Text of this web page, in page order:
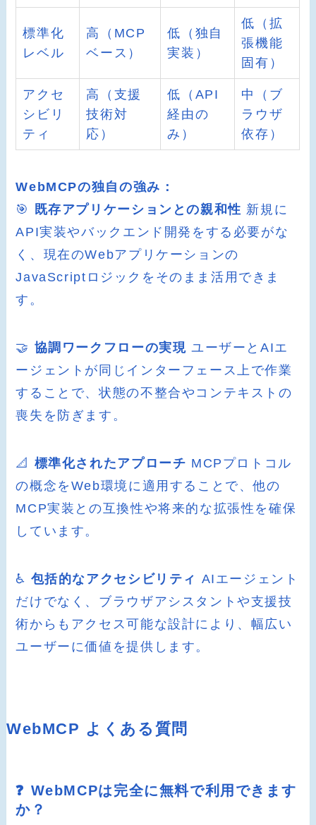
標準化
レベル
高（MCP
ベース）
低（独自
実装）
低（拡
張機能
固有）
アクセ
シビリ
ティ
高（支援
技術対
応）
低（API
経由の
み）
中（ブ
ラウザ
依存）
WebMCPの独自の強み：
🎯 既存アプリケーションとの親和性 新規に
API実装やバックエンド開発をする必要がな
く、現在のWebアプリケーションの
JavaScriptロジックをそのまま活用できま
す。
🤝 協調ワークフローの実現 ユーザーとAIエ
ージェントが同じインターフェース上で作業
することで、状態の不整合やコンテキストの
喪失を防ぎます。
📐 標準化されたアプローチ MCPプロトコル
の概念をWeb環境に適用することで、他の
MCP実装との互換性や将来的な拡張性を確保
しています。
♿ 包括的なアクセシビリティ AIエージェント
だけでなく、ブラウザアシスタントや支援技
術からもアクセス可能な設計により、幅広い
ユーザーに価値を提供します。
WebMCP よくある質問
❓ WebMCPは完全に無料で利用できます
か？